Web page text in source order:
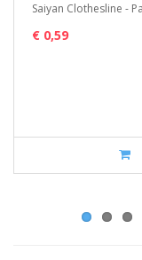
Saiyan Clothesline -
€ 0,59